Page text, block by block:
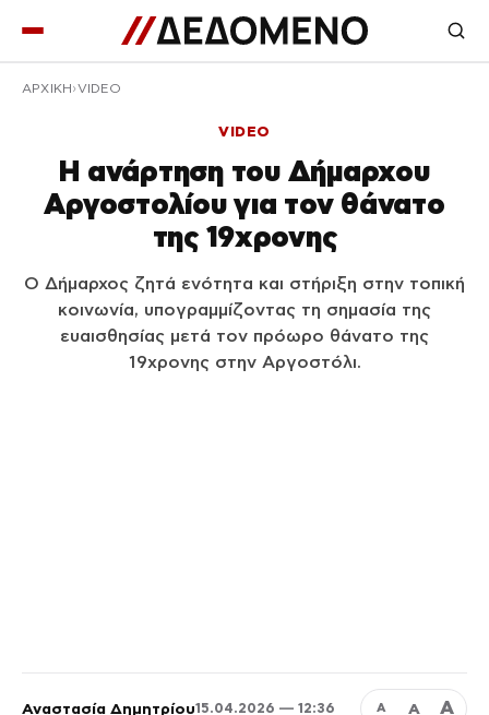
ΑΡΧΙΚΉ VIDEO
VIDEO
Η ανάρτηση του Δήμαρχου
Αργοστολίου για τον θάνατο
της 19χρονης
Ο Δήμαρχος ζητά ενότητα και στήριξη στην τοπική
κοινωνία, υπογραμμίζοντας τη σημασία της
ευαισθησίας μετά τον πρόωρο θάνατο της
19χρονης στην Αργοστόλι.
Αναστασία Δημητρίου15.04.2026 — 12:36 Α Α Α